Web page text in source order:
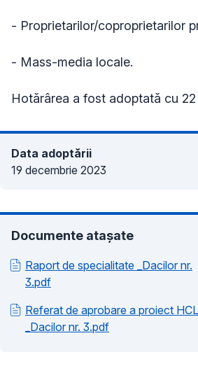
- Proprietarilor/coproprietarilor
- Mass-media locale.
Hotărârea a fost adoptată cu
Data adoptării
19 decembrie 2023
Documente atașate
Raport de specialitate _Dacilor nr.
3.pdf
Referat de aprobare a proiect HCL
_Dacilor nr. 3.pdf